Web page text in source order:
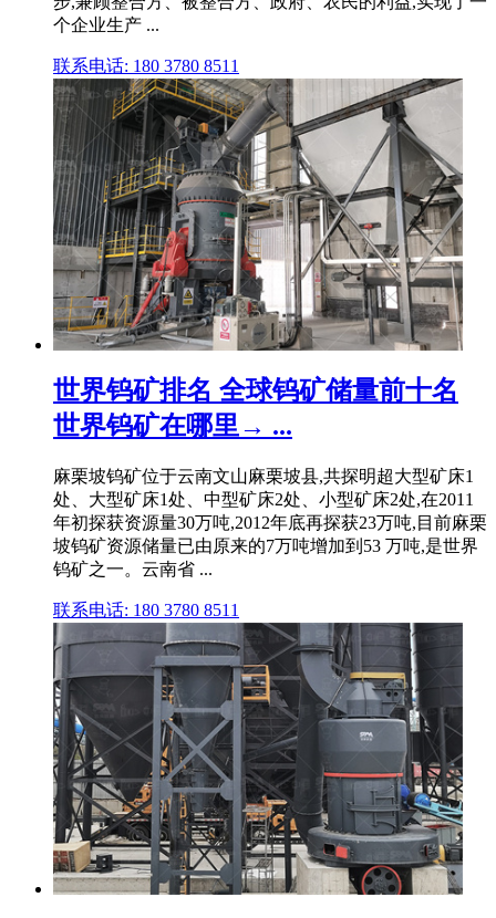
个企业生产 ...
联系电话: 180 3780 8511
世界钨矿排名 全球钨矿储量前十名
世界钨矿在哪里→ ...
麻栗坡钨矿位于云南文山麻栗坡县,共探明超大型矿床1
处、大型矿床1处、中型矿床2处、小型矿床2处,在2011
年初探获资源量30万吨,2012年底再探获23万吨,目前麻栗
坡钨矿资源储量已由原来的7万吨增加到53 万吨,是世界
钨矿之一。云南省 ...
联系电话: 180 3780 8511